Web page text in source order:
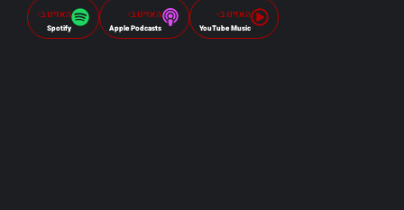
האזינו ב-
Spotify
האזינו ב-
Apple Podcasts
האזינו ב-
YouTube Music